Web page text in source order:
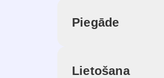
Piegāde
Lietošana